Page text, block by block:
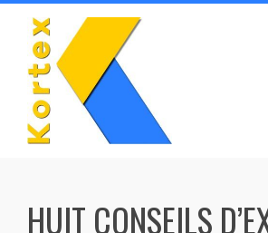
Skip
content
HUIT CONSEILS